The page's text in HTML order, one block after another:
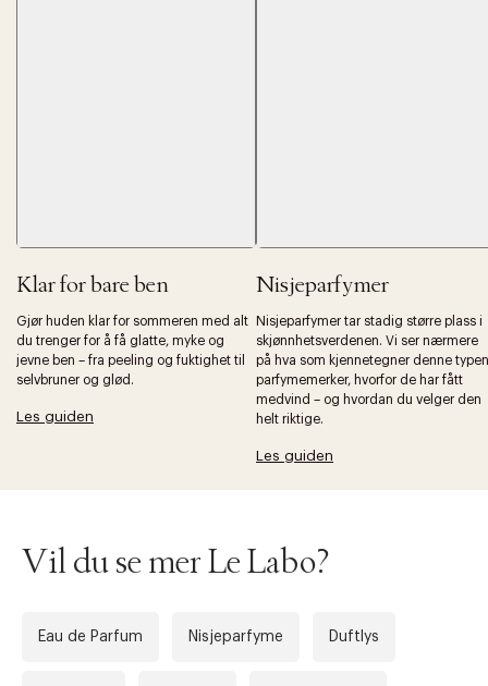
Klar for bare ben
Gjør huden klar for sommeren med alt
du trenger for å få glatte, myke og
jevne ben – fra peeling og fuktighet til
selvbruner og glød.
Les guiden
Nisjeparfymer
Nisjeparfymer tar stadig større plass i
skjønnhetsverdenen. Vi ser nærmere
på hva som kjennetegner denne typen
parfymemerker, hvorfor de har fått
medvind – og hvordan du velger den
helt riktige.
Les guiden
Vil du se mer Le Labo?
Eau de Parfum Nisjeparfyme Duftlys